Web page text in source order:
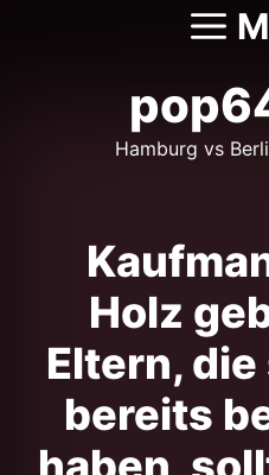
Hamburg vs
Holz
Eltern,
bereits